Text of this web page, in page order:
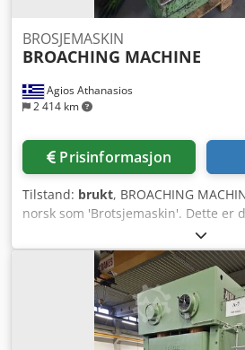
Agios Athanasios
2 414 km
BROSJEMASKIN
BROACHING MACHINE
Prisinformasjon
Tilstand: brukt, BROACHING
norsk som 'Brotsjemaskin'. Dette er
betegnelsen brukt innen maskin- og
verktøymaskinindustrien. Dsdpet Hr